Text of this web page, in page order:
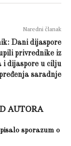
Naredni članak
Dani dijaspore
privrednike iz
i dijaspore u cilju
saradnje
AUTORA
sporazum o